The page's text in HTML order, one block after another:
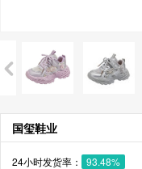
国玺鞋业
24小时发货率：
93.48%